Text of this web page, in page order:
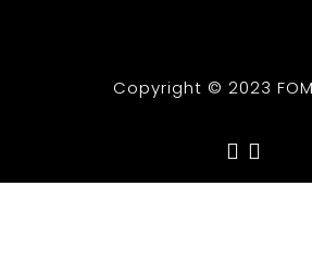
Copyright © 2023